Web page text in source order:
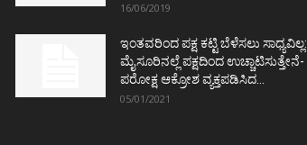
16/06/2019
ಇಂತವರಿಂದ ಪಕ್ಷ ಕಟ್ಟಿ ಬೆಳೆಸಲು ಸಾಧ್ಯವಿಲ್ಲ:
ಮೈಸೂರಿನಲ್ಲೆ ಪಕ್ಷದಿಂದ ಉಚ್ಚಾಟಿಸುತ್ತೇನೆ-
ಪರೋಕ್ಷ ಆಕ್ರೋಶ ವ್ಯಕ್ತಪಡಿಸಿದ...
05/01/2021